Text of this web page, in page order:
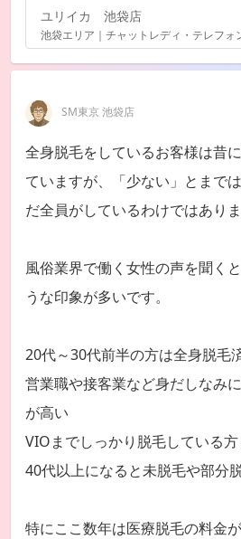
ユリイカ 池袋店
池袋エリア｜チャットレディ・テレフォ
SM東京 池袋店
全身脱毛をしているお客様は昔
ていますが、「少ない」とまで
だ全員がしているわけではありま
風俗業界で働く女性の声を聞く
うな印象が多いです。
20代～30代前半の方は全身脱毛
営業職や接客業など身だしなみ
が高い
VIOまでしっかり脱毛している
40代以上になると未脱毛や部分
特にここ数年は医療脱毛の料金